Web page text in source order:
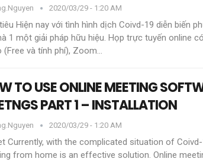
2020/03/29 - 1:20 AM
Hiện nay với tình hình dịch Coivd-19 diễn biến
1 một giải pháp hữu hiệu. Họp trực tuyến online
(Free và tính phí), Zoom…
TO USE ONLINE MEETING
PART 1 – INSTALLATION
2020/03/29 - 1:20 AM
Currently, with the complicated situation of
from home is an effective solution. Online